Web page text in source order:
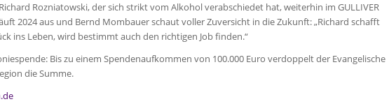
Rozniatowski, der sich strikt vom Alkohol verabschiedet hat, weiterhin im GULLIVER
2024 aus und Bernd Mombauer schaut voller Zuversicht in die Zukunft: „Richard schafft
ins Leben, wird bestimmt auch den richtigen Job finden.“
Bis zu einem Spendenaufkommen von 100.000 Euro verdoppelt der Evangelische
die Summe.